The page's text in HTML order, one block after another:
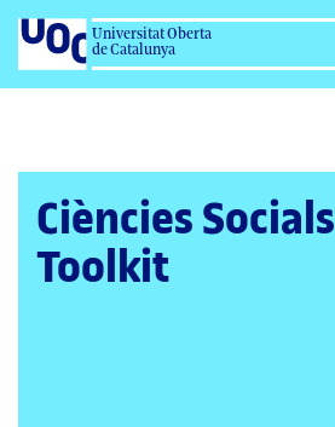
Universitat Oberta
de Catalunya
Ciències Socials
Toolkit